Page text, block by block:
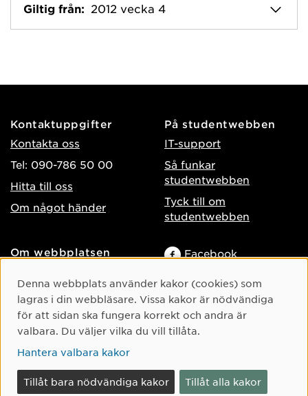
Giltig från: 2012 vecka 4
Kontaktuppgifter
Kontakta oss
Tel: 090-786 50 00
Hitta till oss
Om något händer
På studentwebben
IT-support
Så funkar
studentwebben
Tyck till om
studentwebben
Om webbplatsen
Behandling av
personuppgifter
Hantera kakor
Facebook
TikTok
Youtube
Cookie-samtycke
Denna webbplats använder kakor (cookies) som
lagras i din webbläsare. Vissa kakor är nödvändiga
för att sidan ska fungera korrekt och andra är
valbara. Du väljer vilka du vill tillåta.
Hantera valbara kakor
Tillåt bara nödvändiga kakor Tillåt alla kakor